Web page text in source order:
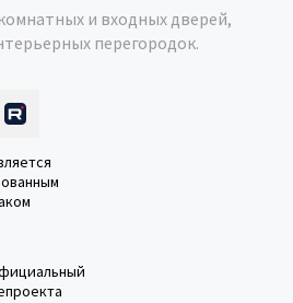
и входных дверей,
перегородок.